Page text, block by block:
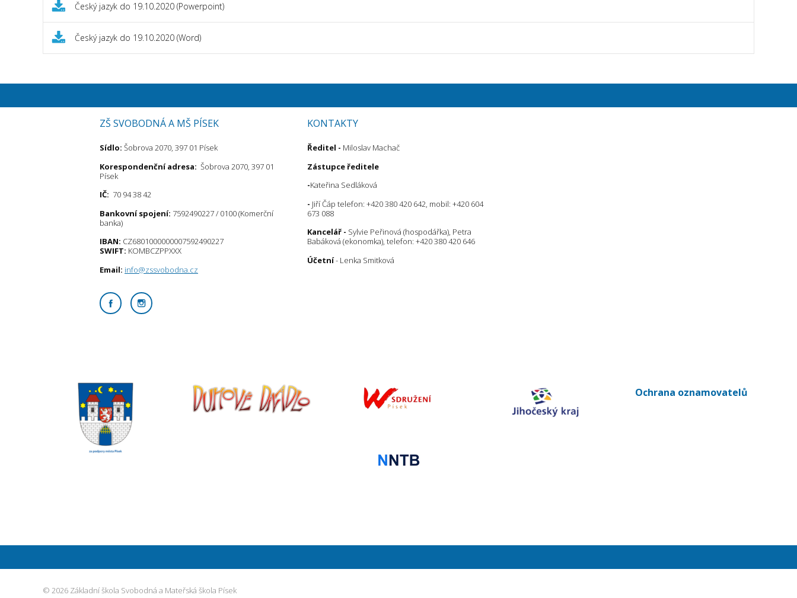
Český jazyk do 19.10.2020 (Powerpoint)
Český jazyk do 19.10.2020 (Word)
ZŠ SVOBODNÁ A MŠ PÍSEK
Sídlo: Šobrova 2070, 397 01 Písek
Korespondenční adresa: Šobrova 2070, 397 01
Písek
IČ: 70 94 38 42
Bankovní spojení: 7592490227 / 0100 (Komerční
banka)
IBAN: CZ6801000000007592490227
SWIFT: KOMBCZPPXXX
Email: info@zssvobodna.cz
KONTAKTY
Ředitel - Miloslav Machač
Zástupce ředitele
-Kateřina Sedláková
- Jiří Čáp telefon: +420 380 420 642, mobil: +420 604
673 088
Kancelář - Sylvie Peřinová (hospodářka), Petra
Babáková (ekonomka), telefon: +420 380 420 646
Účetní- Lenka Smitková
Ochrana oznamovatelů
© 2026 Základní škola Svobodná a Mateřská škola Písek